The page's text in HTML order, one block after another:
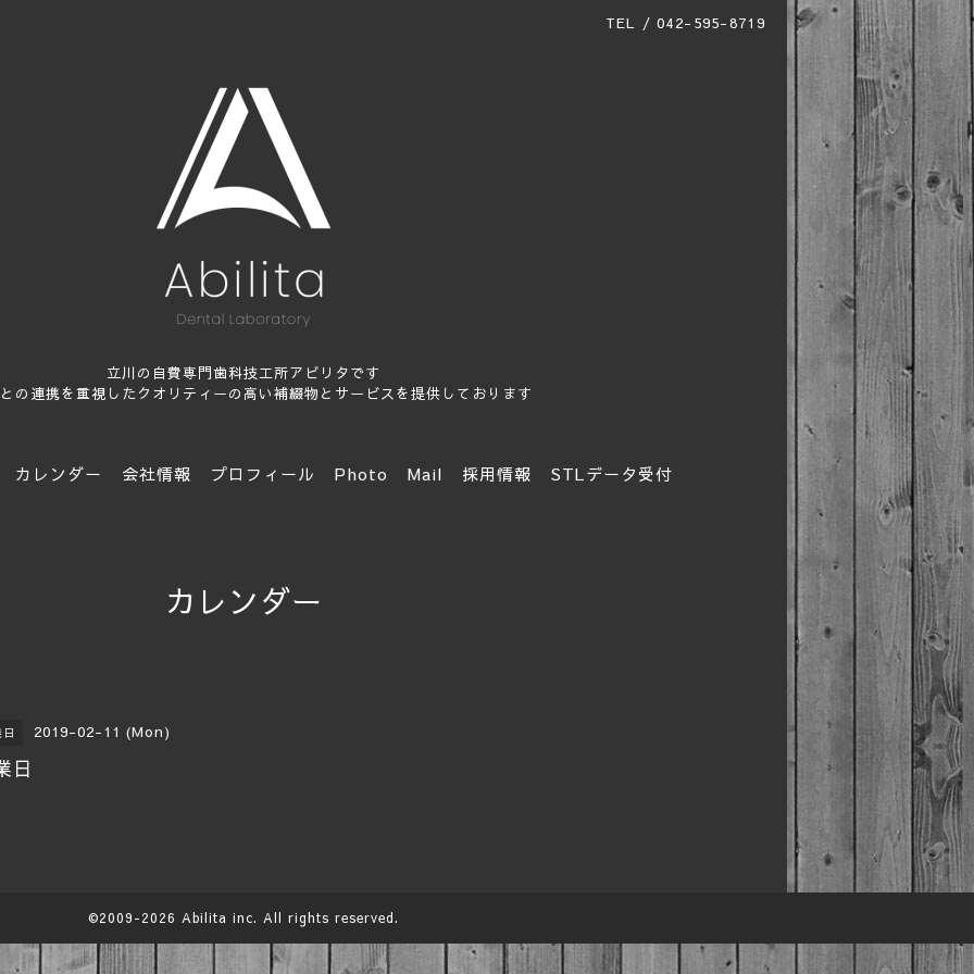
TEL / 042-595-8719
立川の自費専門歯科技工所アビリタです
の連携を重視したクオリティーの高い補綴物とサービスを提供しております
カレンダー 会社情報 プロフィール Photo Mail 採用情報 STLデータ受付
カレンダー
2019-02-11 (Mon)
日
©2009-2026 Abilita inc. All rights reserved.